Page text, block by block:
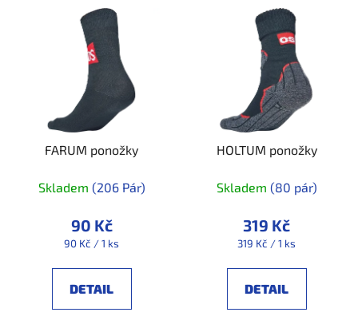
FARUM ponožky
Skladem (206 Pár)
90 Kč
Měrná
90 Kč / 1 ks
DETAIL
HOLTUM ponožky
Skladem (80 pár)
319 Kč
Měrná
319 Kč / 1 ks
DETAIL